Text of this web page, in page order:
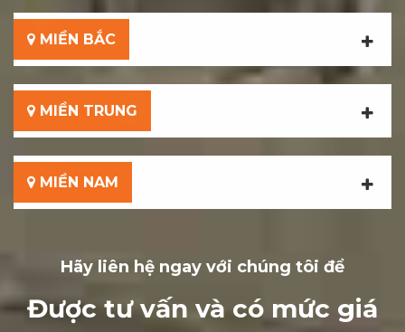
MIỀN BẮC
MIỀN TRUNG
MIỀN NAM
Hãy liên hệ ngay với chúng tôi để
Được tư vấn và có mức giá